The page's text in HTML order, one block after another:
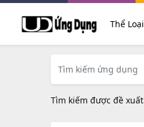
Thể Loại
Tìm kiếm được đề xuất